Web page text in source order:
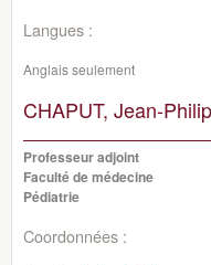
Langues :
Anglais seulement
CHAPUT, Jean-
Professeur adjoint
Faculté de médecine
Pédiatrie
Coordonnées :